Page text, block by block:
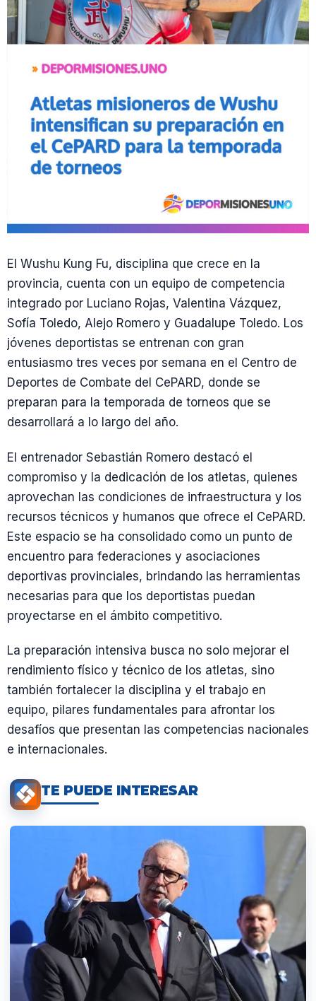
El Wushu Kung Fu, disciplina que crece en la
provincia, cuenta con un equipo de competencia
integrado por Luciano Rojas, Valentina Vázquez,
Sofía Toledo, Alejo Romero y Guadalupe Toledo. Los
jóvenes deportistas se entrenan con gran
entusiasmo tres veces por semana en el Centro de
Deportes de Combate del CePARD, donde se
preparan para la temporada de torneos que se
desarrollará a lo largo del año.
El entrenador Sebastián Romero destacó el
compromiso y la dedicación de los atletas, quienes
aprovechan las condiciones de infraestructura y los
recursos técnicos y humanos que ofrece el CePARD.
Este espacio se ha consolidado como un punto de
encuentro para federaciones y asociaciones
deportivas provinciales, brindando las herramientas
necesarias para que los deportistas puedan
proyectarse en el ámbito competitivo.
La preparación intensiva busca no solo mejorar el
rendimiento físico y técnico de los atletas, sino
también fortalecer la disciplina y el trabajo en
equipo, pilares fundamentales para afrontar los
desafíos que presentan las competencias nacionales
e internacionales.
TE PUEDE INTERESAR